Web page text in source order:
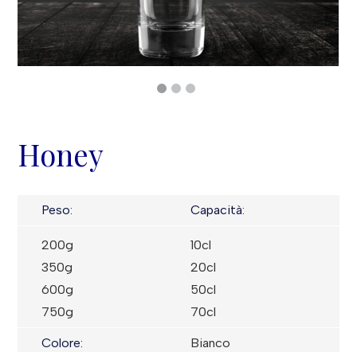
Honey
Peso: Capacità:
200g
350g
600g
750g
10cl
20cl
50cl
70cl
Colore: Bianco